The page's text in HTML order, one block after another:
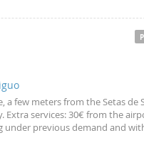
few meters from the Setas de
services: 30€ from the
under previous demand and
people and the best, is perfectly